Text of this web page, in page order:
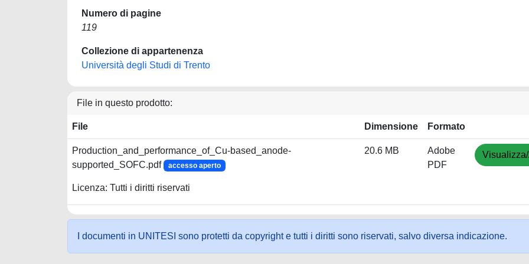
Numero di pagine
119
Collezione di appartenenza
Università degli Studi di Trento
File in questo prodotto:
File Dimensione Formato
Production_and_performance_of_Cu-based_anode-
supported_SOFC.pdf
accesso aperto
Licenza: Tutti i diritti riservati
20.6 MB
Adobe
PDF
I documenti in UNITESI sono protetti da copyright e tutti i diritti sono riservati, salvo diversa indicazione.